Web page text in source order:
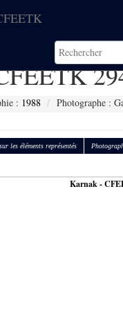
: 1988 Photographe :
les éléments représentés